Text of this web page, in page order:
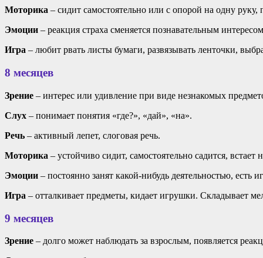
Моторика – сидит самостоятельно или с опорой на одну руку,
Эмоции – реакция страха сменяется познавательным
Игра – любит рвать листы бумаги, развязывать ленточки,
8 месяцев
Зрение – интерес или удивление при виде незнакомых
Слух – понимает понятия «где?», «дай», «на».
Речь – активный лепет, слоговая речь.
Моторика – устойчиво сидит, самостоятельно садится,
Эмоции – постоянно занят какой-нибудь деятельностью, есть
Игра – отталкивает предметы, кидает игрушки. Складывает
9 месяцев
Зрение – долго может наблюдать за взрослым, появляется